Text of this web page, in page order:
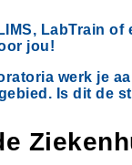
LabTrain
jou!
werk je
Is dit de